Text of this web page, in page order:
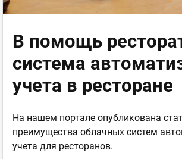
В помощь
система
учета в ресторане
На нашем портале опубликована
преимущества облачных систем
учета для ресторанов.